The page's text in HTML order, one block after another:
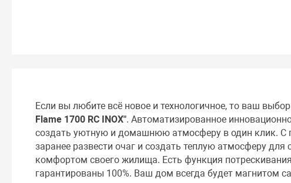
Если вы любите всё новое и технологичное, то ваш
Flame 1700 RC INOX". Автоматизированное
создать уютную и домашнюю атмосферу в один клик.
заранее развести очаг и создать теплую атмосферу для
комфортом своего жилища. Есть функция
гарантированы 100%. Ваш дом всегда будет магнитом